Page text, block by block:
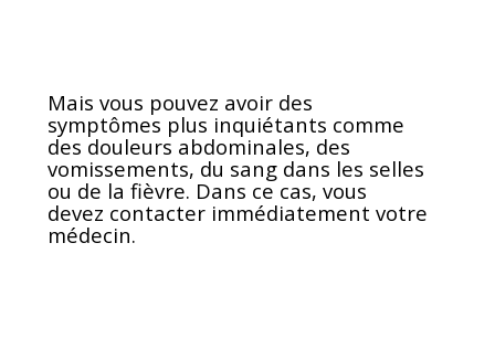
Mais vous pouvez avoir des
symptômes plus inquiétants comme
des douleurs abdominales, des
vomissements, du sang dans les selles
ou de la fièvre. Dans ce cas, vous
devez contacter immédiatement votre
médecin.